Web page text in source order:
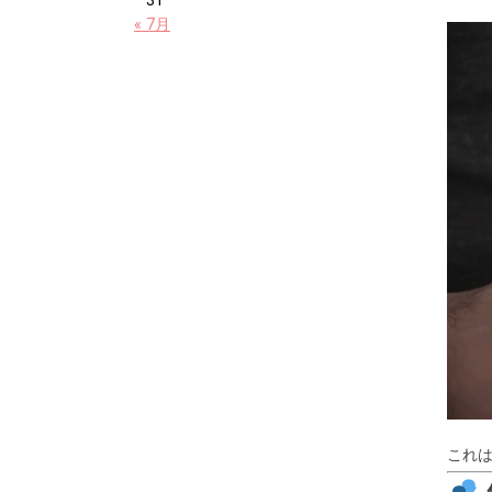
これ
« 7月